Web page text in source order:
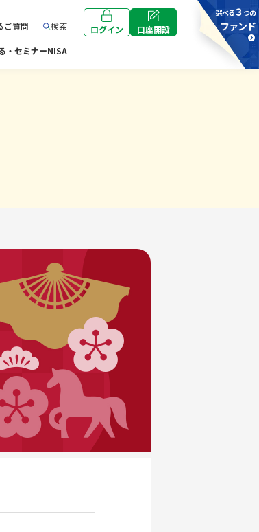
ご質問 検索 ログイン 口座開設
選べる３つの
ファンド
セゾン資産形成の
共創日本ファンド
・セミナーNISA